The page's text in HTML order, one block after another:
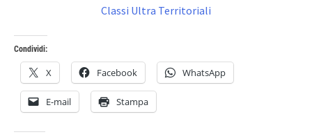
Classi Ultra Territoriali
Condividi:
X Facebook WhatsApp
E-mail Stampa